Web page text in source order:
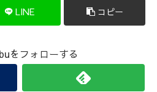
LINE コピー
をフォローする